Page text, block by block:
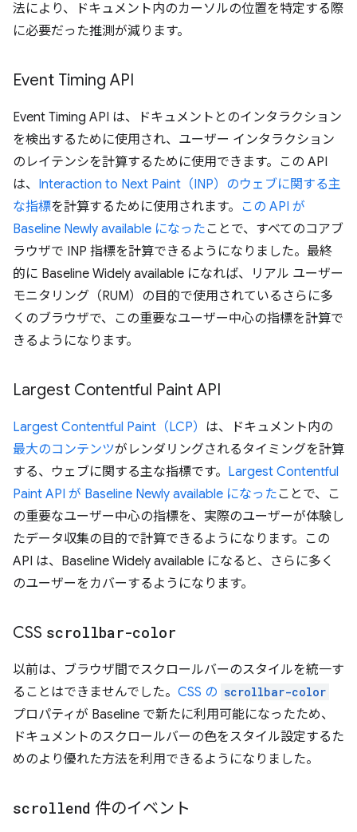
法により、ドキュメント内のカーソルの位置を特定する際
に必要だった推測が減ります。
Event Timing API
Event Timing API は、ドキュメントとのインタラクション
を検出するために使用され、ユーザー インタラクション
のレイテンシを計算するために使用できます。この API
は、 Interaction to Next Paint（INP）のウェブに関する主
な指標を計算するために使用されます。 この API が
Baseline Newly available になった ことで、すべてのコアブ
ラウザで INP 指標を計算できるようになりました。最終
的に Baseline Widely available になれば、リアル ユーザー
モニタリング（RUM）の目的で使用されているさらに多
くのブラウザで、この重要なユーザー中心の指標を計算で
きるようになります。
Largest Contentful Paint API
Largest Contentful Paint（LCP） は、ドキュメント内の
最大のコンテンツがレンダリングされるタイミングを計算
する、ウェブに関する主な指標です。 Largest Contentful
Paint API が Baseline Newly available になった ことで、こ
の重要なユーザー中心の指標を、実際のユーザーが体験し
たデータ収集の目的で計算できるようになります。この
API は、Baseline Widely available になると、さらに多く
のユーザーをカバーするようになります。
CSS scrollbar-color
以前は、ブラウザ間でスクロールバーのスタイルを統一す
ることはできませんでした。 CSS の scrollbar-color
プロパティが Baseline で新たに利用可能になったため、
ドキュメントのスクロールバーの色をスタイル設定するた
めのより優れた方法を利用できるようになりました。
scrollend 件のイベント